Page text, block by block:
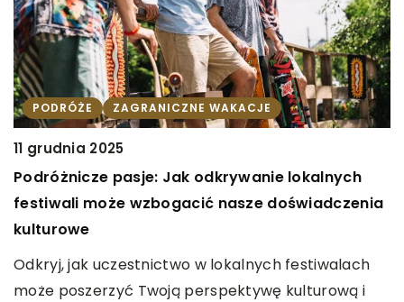
PODRÓŻE ZAGRANICZNE WAKACJE
11 grudnia 2025
Podróżnicze pasje: Jak odkrywanie lokalnych
festiwali może wzbogacić nasze doświadczenia
kulturowe
Odkryj, jak uczestnictwo w lokalnych festiwalach
może poszerzyć Twoją perspektywę kulturową i